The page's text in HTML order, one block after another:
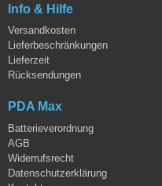
Info & Hilfe
Versandkosten
Lieferbeschränkungen
Lieferzeit
Rücksendungen
PDA Max
Batterieverordnung
AGB
Widerrufsrecht
Datenschutzerklärung